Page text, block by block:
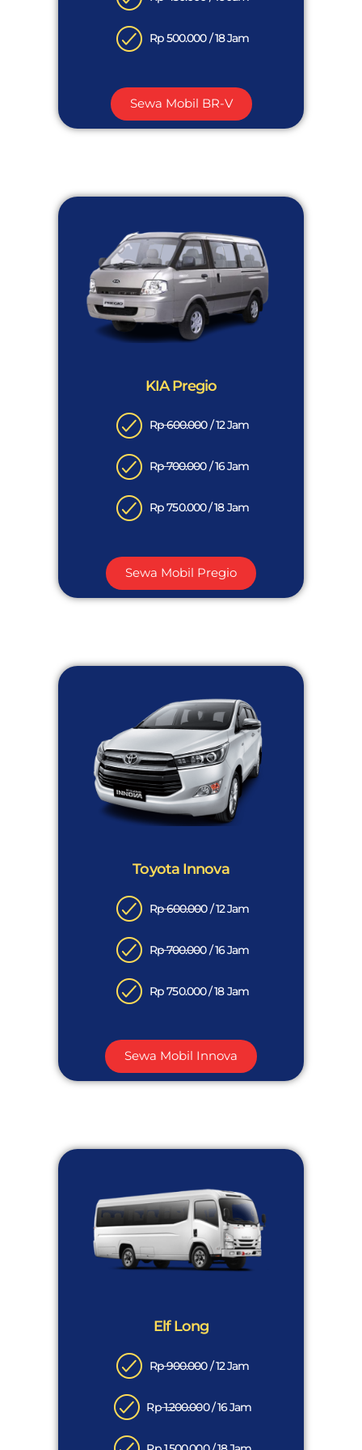
Rp 500.000 / 18 Jam
Sewa Mobil BR-V
KIA Pregio
Rp 600.000 / 12 Jam
Rp 700.000 / 16 Jam
Rp 750.000 / 18 Jam
Sewa Mobil Pregio
Toyota Innova
Rp 600.000 / 12 Jam
Rp 700.000 / 16 Jam
Rp 750.000 / 18 Jam
Sewa Mobil Innova
Elf Long
Rp 900.000 / 12 Jam
Rp 1.200.000 / 16 Jam